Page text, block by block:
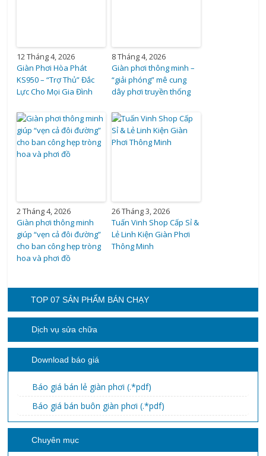
12 Tháng 4, 2026
Giàn Phơi Hòa Phát
KS950 – “Trợ Thủ” Đắc
Lực Cho Mọi Gia Đình
8 Tháng 4, 2026
Giàn phơi thông minh –
“giải phóng” mê cung
dây phơi truyền thống
2 Tháng 4, 2026
Giàn phơi thông minh
giúp “vẹn cả đôi đường”
cho ban công hẹp tròng
hoa và phơi đồ
26 Tháng 3, 2026
Tuấn Vinh Shop Cấp Sỉ &
Lẻ Linh Kiện Giàn Phơi
Thông Minh
TOP 07 SẢN PHẨM BÁN CHẠY
Dịch vụ sửa chữa
Download báo giá
Báo giá bán lẻ giàn phơi (.*pdf)
Báo giá bán buôn giàn phơi (.*pdf)
Chuyên mục